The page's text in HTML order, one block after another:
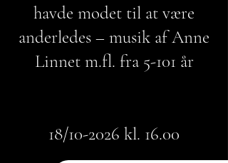
havde modet til at være
anderledes – musik af Anne
Linnet m.fl. fra 5-101 år
18/10-2026 kl. 16.00